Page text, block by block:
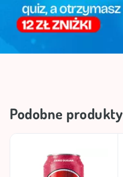
Podobne produkty